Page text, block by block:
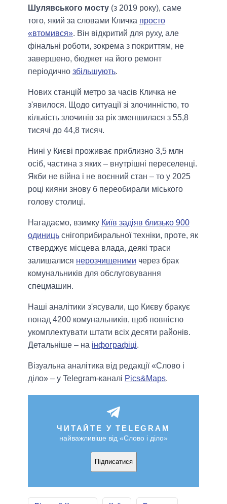
Шулявського мосту (з 2019 року), саме
того, який за словами Кличка просто
«втомився». Він відкритий для руху, але
фінальні роботи, зокрема з покриттям, не
завершено, бюджет на його ремонт
періодично збільшують.
Нових станцій метро за часів Кличка не
з'явилося. Щодо ситуації зі злочинністю, то
кількість злочинів за рік зменшилася з 55,8
тисячі до 44,8 тисяч.
Нині у Києві проживає приблизно 3,5 млн
осіб, частина з яких – внутрішні переселенці.
Якби не війна і не воєнний стан – то у 2025
році кияни знову б переобирали міського
голову столиці.
Нагадаємо, взимку Київ задіяв близько 900
одиниць снігоприбиральної техніки, проте, як
стверджує місцева влада, деякі траси
залишалися нерозчищеними через брак
комунальників для обслуговування
спецмашин.
Наші аналітики з'ясували, що Києву бракує
понад 4200 комунальників, щоб повністю
укомплектувати штати всіх десяти районів.
Детальніше – на інфографіці.
Візуальна аналітика від редакції «Слово і
діло» – у Telegram-каналі Pics&Maps.
ЧИТАЙТЕ У TELEGRAM
найважливіше від «Слово і діло»
Підписатися